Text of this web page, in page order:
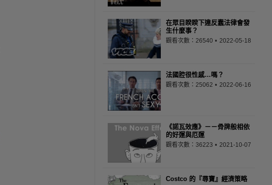
在眾目睽睽下違反蠢法律會發
生什麼事？
觀看次數：26540 2022-05-18
法國腔很性感…嗎？
觀看次數：25062 2022-06-16
《諾瓦效應》－－骨牌般相依
的好運與厄運
觀看次數：36223 2021-10-07
Costco 的『尋寶』經濟策略